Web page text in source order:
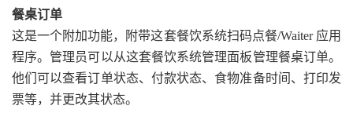
餐桌订单
这是一个附加功能，附带这套餐饮系统扫码点餐/Waiter 应用
程序。管理员可以从这套餐饮系统管理面板管理餐桌订单。
他们可以查看订单状态、付款状态、食物准备时间、打印发
票等，并更改其状态。